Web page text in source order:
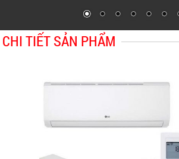
CHI TIẾT SẢN PHẨM